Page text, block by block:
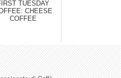
TUESDAY
CHEESE
COFFEE